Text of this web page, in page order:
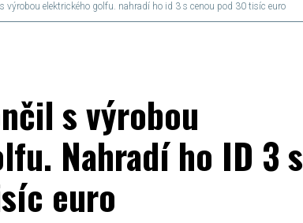
výrobou elektrického golfu. nahradí ho id 3 s cenou pod 30 tisíc euro
s výrobou
Nahradí ho ID 3 s
euro